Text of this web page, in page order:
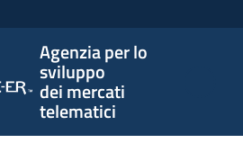
Agenzia per lo
sviluppo
dei mercati
telematici